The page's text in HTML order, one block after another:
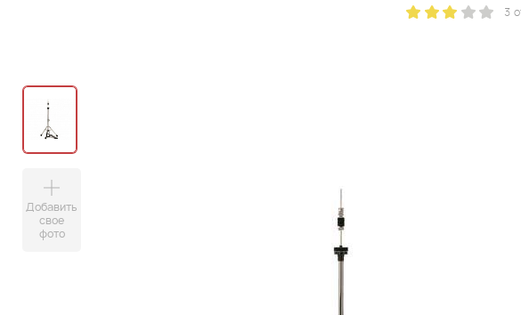
3
Добавить
свое
фото